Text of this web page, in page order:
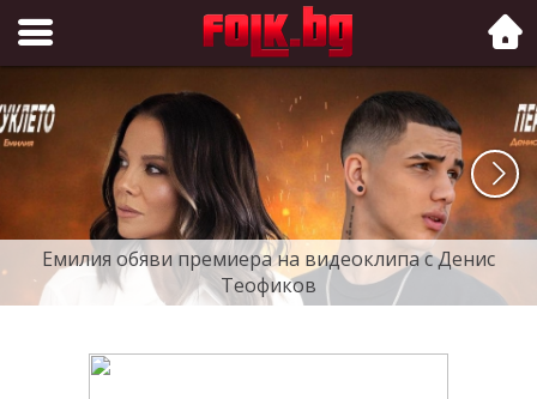
Folk.bg
Емилия обяви премиера на видеоклипа с Денис
Теофиков